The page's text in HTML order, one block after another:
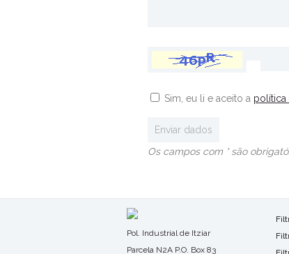
Sim, eu li e aceito a política
Os campos com * são
Pol. Industrial de Itziar
Parcela N2A P.O. Box 83